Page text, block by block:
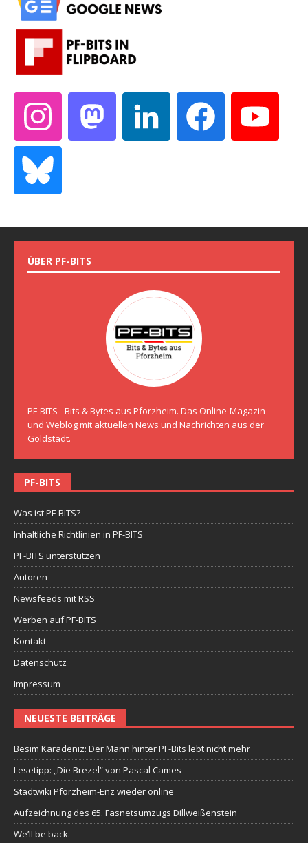
ÜBER PF-BITS
PF-BITS - Bits & Bytes aus Pforzheim. Das Online-Magazin
und Weblog mit aktuellen News und Nachrichten aus der
Goldstadt.
PF-BITS
Was ist PF-BITS?
Inhaltliche Richtlinien in PF-BITS
PF-BITS unterstützen
Autoren
Newsfeeds mit RSS
Werben auf PF-BITS
Kontakt
Datenschutz
Impressum
NEUESTE BEITRÄGE
Besim Karadeniz: Der Mann hinter PF-Bits lebt nicht mehr
Lesetipp: „Die Brezel“ von Pascal Cames
Stadtwiki Pforzheim-Enz wieder online
Aufzeichnung des 65. Fasnetsumzugs Dillweißenstein
We’ll be back.